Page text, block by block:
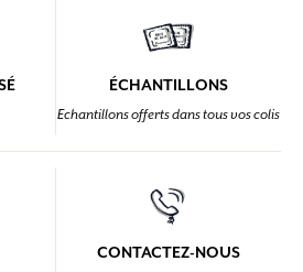
ÉCHANTILLONS
Echantillons offerts dans tous vos colis
CONTACTEZ-NOUS